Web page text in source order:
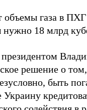
объемы газа в
18 млрд
решение о
быть